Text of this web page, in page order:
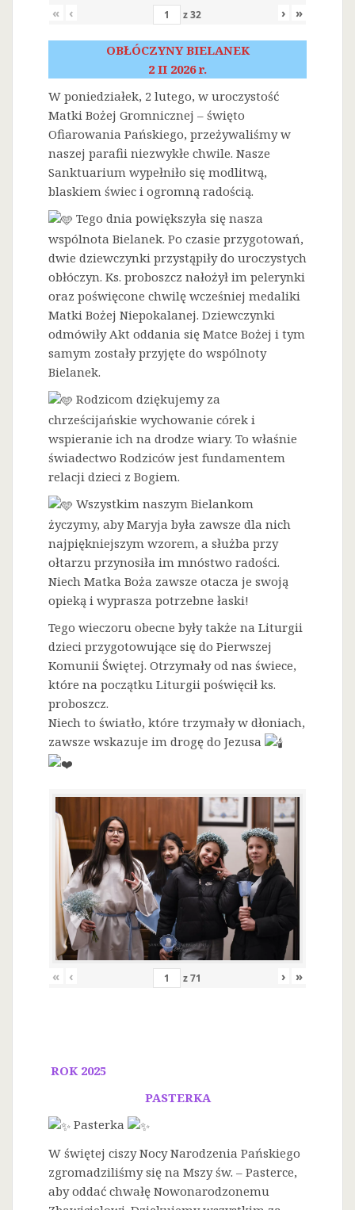
« ‹ z32 › »
OBŁÓCZYNY BIELANEK
2 II 2026 r.
W poniedziałek, 2 lutego, w uroczystość
Matki Bożej Gromnicznej – święto
Ofiarowania Pańskiego, przeżywaliśmy w
naszej parafii niezwykłe chwile. Nasze
Sanktuarium wypełniło się modlitwą,
blaskiem świec i ogromną radością.
Tego dnia powiększyła się nasza
wspólnota Bielanek. Po czasie przygotowań,
dwie dziewczynki przystąpiły do uroczystych
obłóczyn. Ks. proboszcz nałożył im pelerynki
oraz poświęcone chwilę wcześniej medaliki
Matki Bożej Niepokalanej. Dziewczynki
odmówiły Akt oddania się Matce Bożej i tym
samym zostały przyjęte do wspólnoty
Bielanek.
Rodzicom dziękujemy za
chrześcijańskie wychowanie córek i
wspieranie ich na drodze wiary. To właśnie
świadectwo Rodziców jest fundamentem
relacji dzieci z Bogiem.
Wszystkim naszym Bielankom
życzymy, aby Maryja była zawsze dla nich
najpiękniejszym wzorem, a służba przy
ołtarzu przynosiła im mnóstwo radości.
Niech Matka Boża zawsze otacza je swoją
opieką i wyprasza potrzebne łaski!
Tego wieczoru obecne były także na Liturgii
dzieci przygotowujące się do Pierwszej
Komunii Świętej. Otrzymały od nas świece,
które na początku Liturgii poświęcił ks.
proboszcz.
Niech to światło, które trzymały w dłoniach,
zawsze wskazuje im drogę do Jezusa
« ‹ z71 › »
ROK 2025
PASTERKA
Pasterka
W świętej ciszy Nocy Narodzenia Pańskiego
zgromadziliśmy się na Mszy św. – Pasterce,
aby oddać chwałę Nowonarodzonemu